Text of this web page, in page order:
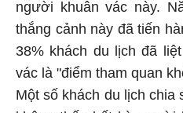
người khuân vác này.
thắng cảnh này đã tiến
38% khách du lịch đã
vác là "điểm tham quan
Một số khách du lịch chia